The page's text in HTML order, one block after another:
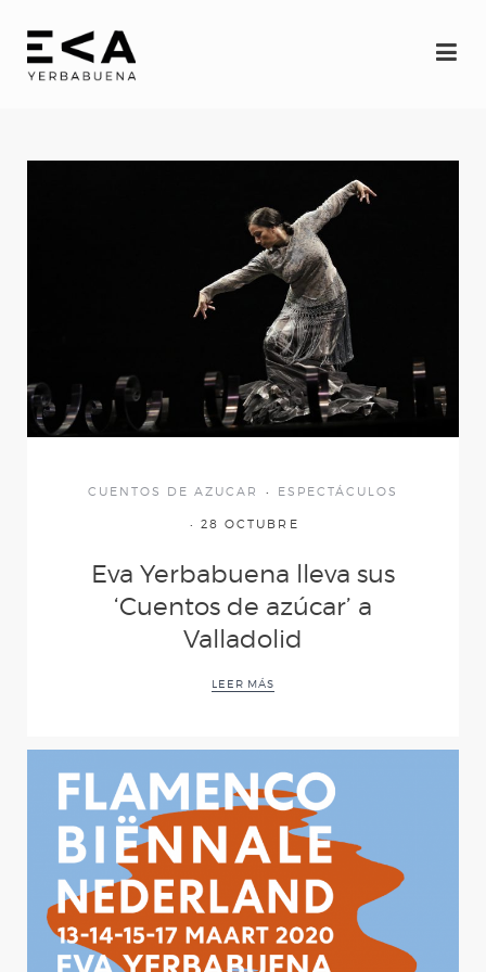
CUENTOS DE AZUCAR ESPECTÁCULOS
28 OCTUBRE
Eva Yerbabuena lleva sus
‘Cuentos de azúcar’ a
Valladolid
LEER MÁS